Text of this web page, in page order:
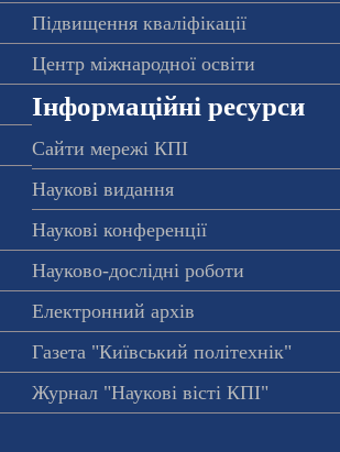
Підвищення кваліфікації
Центр міжнародної освіти
Інформаційні ресурси
Сайти мережі КПІ
Наукові видання
Наукові конференції
Науково-дослідні роботи
Електронний архів
Газета "Київський політехнік"
Журнал "Наукові вісті КПІ"